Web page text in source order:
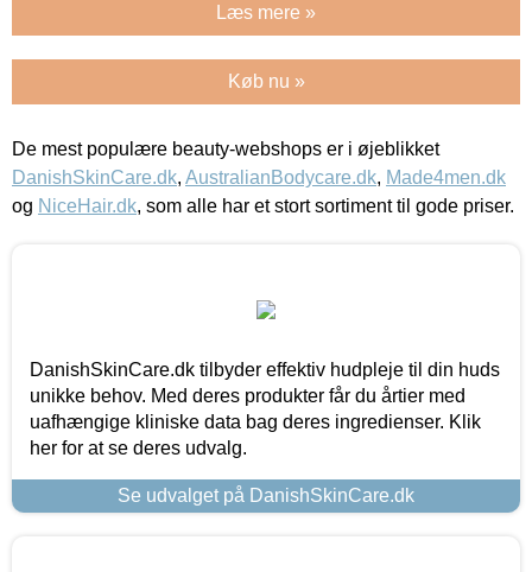
Læs mere »
Køb nu »
De mest populære beauty-webshops er i øjeblikket
DanishSkinCare.dk, AustralianBodycare.dk, Made4men.dk
og NiceHair.dk, som alle har et stort sortiment til gode priser.
DanishSkinCare.dk tilbyder effektiv hudpleje til din huds
unikke behov. Med deres produkter får du årtier med
uafhængige kliniske data bag deres ingredienser. Klik
her for at se deres udvalg.
Se udvalget på DanishSkinCare.dk